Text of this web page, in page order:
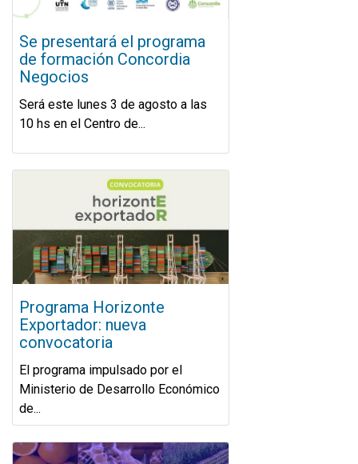
Se presentará el programa
de formación Concordia
Negocios
Será este lunes 3 de agosto a las
10 hs en el Centro de...
Programa Horizonte
Exportador: nueva
convocatoria
El programa impulsado por el
Ministerio de Desarrollo Económico
de...